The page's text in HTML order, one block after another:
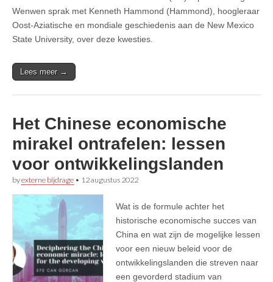
Wenwen sprak met Kenneth Hammond (Hammond), hoogleraar
Oost-Aziatische en mondiale geschiedenis aan de New Mexico
State University, over deze kwesties.
Lees meer →
Het Chinese economische
mirakel ontrafelen: lessen
voor ontwikkelingslanden
byexterne bijdrage • 12 augustus 2022
Wat is de formule achter het
historische economische succes van
China en wat zijn de mogelijke lessen
voor een nieuw beleid voor de
ontwikkelingslanden die streven naar
een gevorderd stadium van